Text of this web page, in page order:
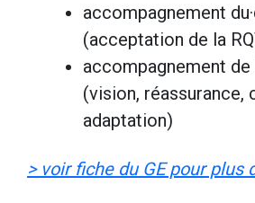
accompagnement
(acceptation de la
accompagnement
(vision, réassurance,
adaptation)
> voir fiche du GE pour plus